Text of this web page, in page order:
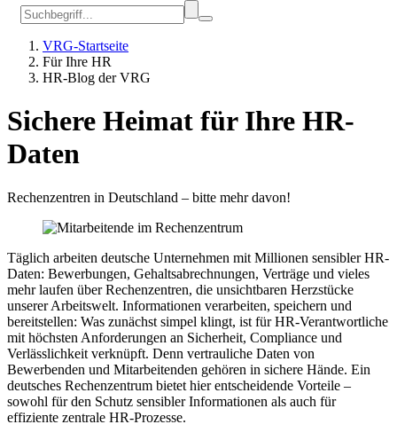
VRG-Startseite
Für Ihre HR
HR-Blog der VRG
Sichere Heimat für Ihre HR-
Daten
Rechenzentren in Deutschland – bitte mehr davon!
Täglich arbeiten deutsche Unternehmen mit Millionen sensibler HR-
Daten: Bewerbungen, Gehaltsabrechnungen, Verträge und vieles
mehr laufen über Rechenzentren, die unsichtbaren Herzstücke
unserer Arbeitswelt. Informationen verarbeiten, speichern und
bereitstellen: Was zunächst simpel klingt, ist für HR-Verantwortliche
mit höchsten Anforderungen an Sicherheit, Compliance und
Verlässlichkeit verknüpft. Denn vertrauliche Daten von
Bewerbenden und Mitarbeitenden gehören in sichere Hände. Ein
deutsches Rechenzentrum bietet hier entscheidende Vorteile –
sowohl für den Schutz sensibler Informationen als auch für
effiziente zentrale HR-Prozesse.